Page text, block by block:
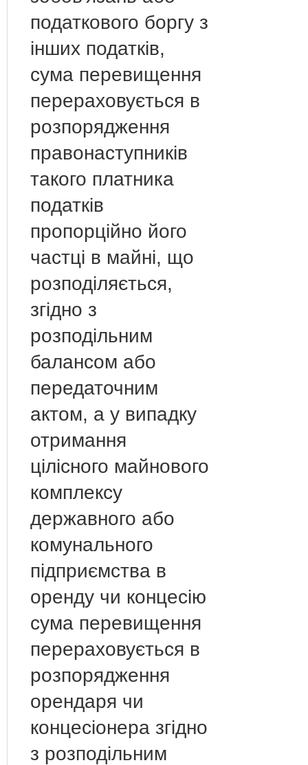
податкового боргу з
інших податків,
сума перевищення
перераховується в
розпорядження
правонаступників
такого платника
податків
пропорційно його
частці в майні, що
розподіляється,
згідно з
розподільним
балансом або
передаточним
актом, а у випадку
отримання
цілісного майнового
комплексу
державного або
комунального
підприємства в
оренду чи концесію
сума перевищення
перераховується в
розпорядження
орендаря чи
концесіонера згідно
з розподільним